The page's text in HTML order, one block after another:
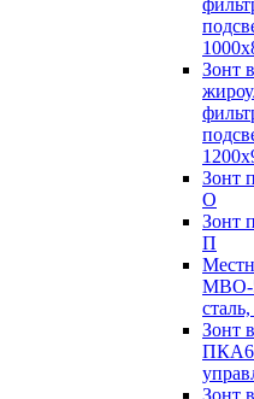
Зонт
Зонт
О
Зонт
П
МВО-
Зонт
Зонт